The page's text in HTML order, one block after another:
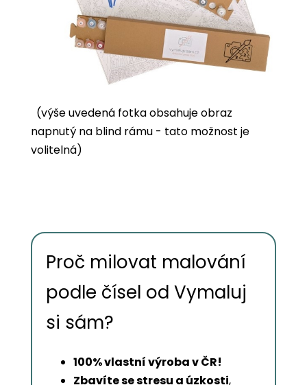
(výše uvedená fotka obsahuje obraz
napnutý na blind rámu - tato možnost je
volitelná)
Proč milovat malování
podle čísel od Vymaluj
si sám?
100% vlastní výroba v ČR!
Zbavíte se stresu a úzkosti,